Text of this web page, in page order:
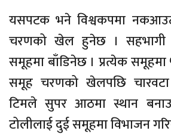
यसपटक भने विश्वकपमा
चरणको खेल हुनेछ । सहभागी
समूहमा बाँडिनेछ । प्रत्येक
समूह चरणको खेलपछि चारवटा
टिमले सुपर आठमा स्थान
टोलीलाई दुई समूहमा विभाजन